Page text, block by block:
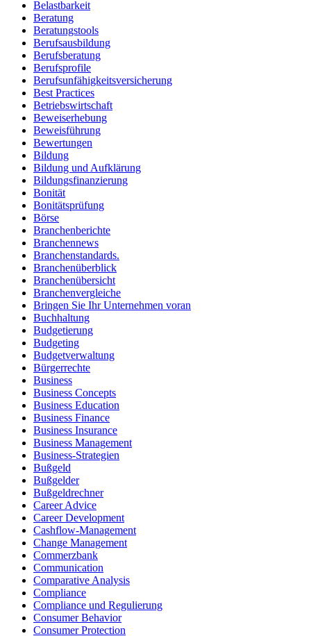
Belastbarkeit
Beratung
Beratungstools
Berufsausbildung
Berufsberatung
Berufsprofile
Berufsunfähigkeitsversicherung
Best Practices
Betriebswirtschaft
Beweiserhebung
Beweisführung
Bewertungen
Bildung
Bildung und Aufklärung
Bildungsfinanzierung
Bonität
Bonitätsprüfung
Börse
Branchenberichte
Branchennews
Branchenstandards.
Branchenüberblick
Branchenübersicht
Branchenvergleiche
Bringen Sie Ihr Unternehmen voran
Buchhaltung
Budgetierung
Budgeting
Budgetverwaltung
Bürgerrechte
Business
Business Concepts
Business Education
Business Finance
Business Insurance
Business Management
Business-Strategien
Bußgeld
Bußgelder
Bußgeldrechner
Career Advice
Career Development
Cashflow-Management
Change Management
Commerzbank
Communication
Comparative Analysis
Compliance
Compliance und Regulierung
Consumer Behavior
Consumer Protection